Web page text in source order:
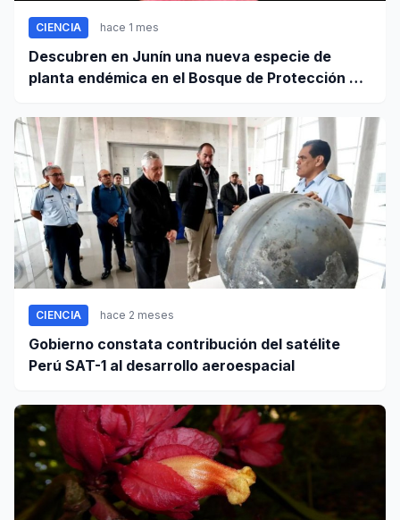
CIENCIA hace 1 mes
Descubren en Junín una nueva especie de
planta endémica en el Bosque de Protección Pui
CIENCIA hace 2 meses
Gobierno constata contribución del satélite
Perú SAT-1 al desarrollo aeroespacial